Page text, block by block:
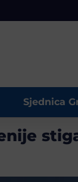
Sjednica